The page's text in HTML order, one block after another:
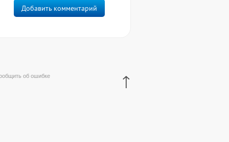
Добавить комментарий
↑
об ошибке